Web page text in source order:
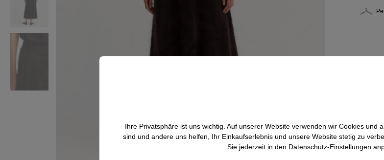
Ihre Privatsphäre ist uns wichtig. Auf unserer Website verwenden wir Cookies und
sind und andere uns helfen, Ihr Einkaufserlebnis und unsere Website stetig zu
Sie jederzeit in den Datenschutz-Einstellungen